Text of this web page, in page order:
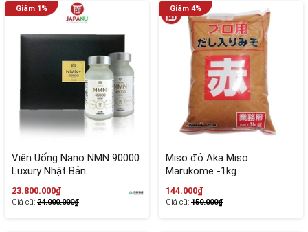
Viên Uống Nano NMN 90000
Luxury Nhật Bản
23.800.000₫
Giá cũ: 24.000.000₫
Miso đỏ Aka Miso
Marukome -1kg
144.000₫
Giá cũ: 150.000₫